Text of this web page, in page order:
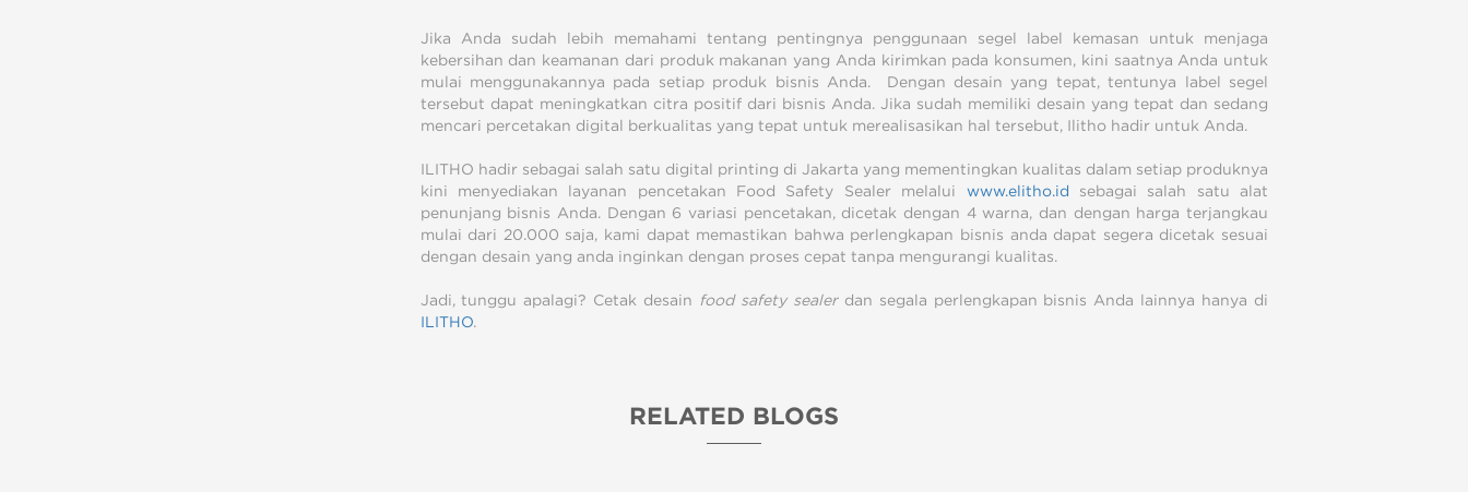
Jika Anda sudah lebih memahami tentang pentingnya penggunaan segel label kemasan untuk menjaga
kebersihan dan keamanan dari produk makanan yang Anda kirimkan pada konsumen, kini saatnya Anda untuk
mulai menggunakannya pada setiap produk bisnis Anda. Dengan desain yang tepat, tentunya label segel
tersebut dapat meningkatkan citra positif dari bisnis Anda. Jika sudah memiliki desain yang tepat dan sedang
mencari percetakan digital berkualitas yang tepat untuk merealisasikan hal tersebut, Ilitho hadir untuk Anda.
ILITHO hadir sebagai salah satu digital printing di Jakarta yang mementingkan kualitas dalam setiap produknya
kini menyediakan layanan pencetakan Food Safety Sealer melalui
www.elitho.id
sebagai salah satu alat
penunjang bisnis Anda. Dengan 6 variasi pencetakan, dicetak dengan 4 warna, dan dengan harga terjangkau
mulai dari 20.000 saja, kami dapat memastikan bahwa perlengkapan bisnis anda dapat segera dicetak sesuai
dengan desain yang anda inginkan dengan proses cepat tanpa mengurangi kualitas.
Jadi, tunggu apalagi? Cetak desain food safety sealerdan segala perlengkapan bisnis Anda lainnya hanya di
ILITHO.
RELATED BLOGS